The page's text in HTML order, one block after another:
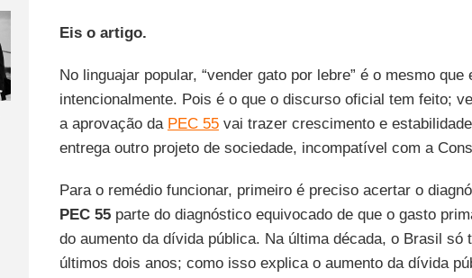
Eis o artigo.
No linguajar popular, “vender gato por lebre” é o mesmo que
intencionalmente. Pois é o que o discurso oficial tem feito;
a aprovação da PEC 55vai trazer crescimento e
entrega outro projeto de sociedade, incompatível com a
Para o remédio funcionar, primeiro é preciso acertar o
PEC 55parte do diagnóstico equivocado de que o gasto
do aumento da dívida pública. Na última década, o Brasil só
últimos dois anos; como isso explica o aumento da dívida